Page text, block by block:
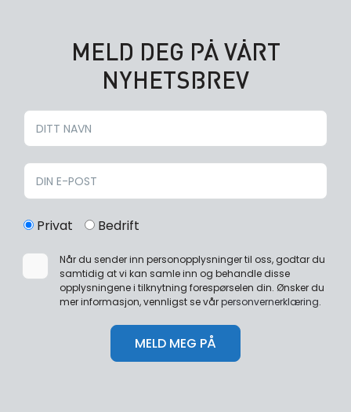
MELD DEG PÅ VÅRT
NYHETSBREV
Privat Bedrift
Når du sender inn personopplysninger til oss, godtar du
samtidig at vi kan samle inn og behandle disse
opplysningene i tilknytning forespørselen din. Ønsker du
mer informasjon, vennligst se vårpersonvernerklæring.